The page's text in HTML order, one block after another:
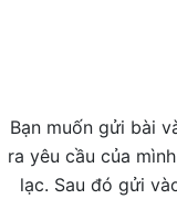
Bạn muốn gửi bài
ra yêu cầu của
lạc. Sau đó gửi